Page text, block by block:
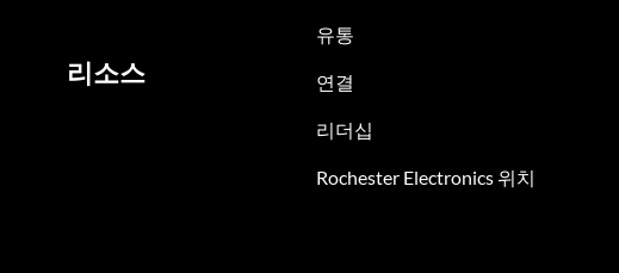
리소스
유통
연결
리더십
Rochester Electronics 위치